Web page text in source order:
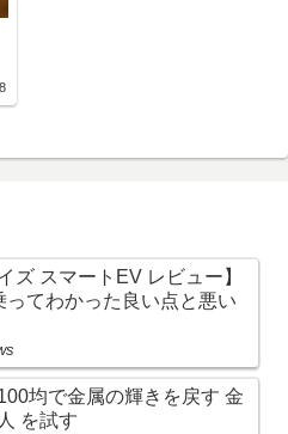
ズ スマートEV レビュー】
ってわかった良い点と悪い
均で金属の輝きを戻す 金
を試す